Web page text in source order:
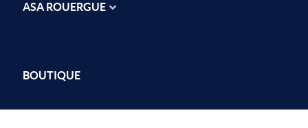
ASA ROUERGUE
BOUTIQUE